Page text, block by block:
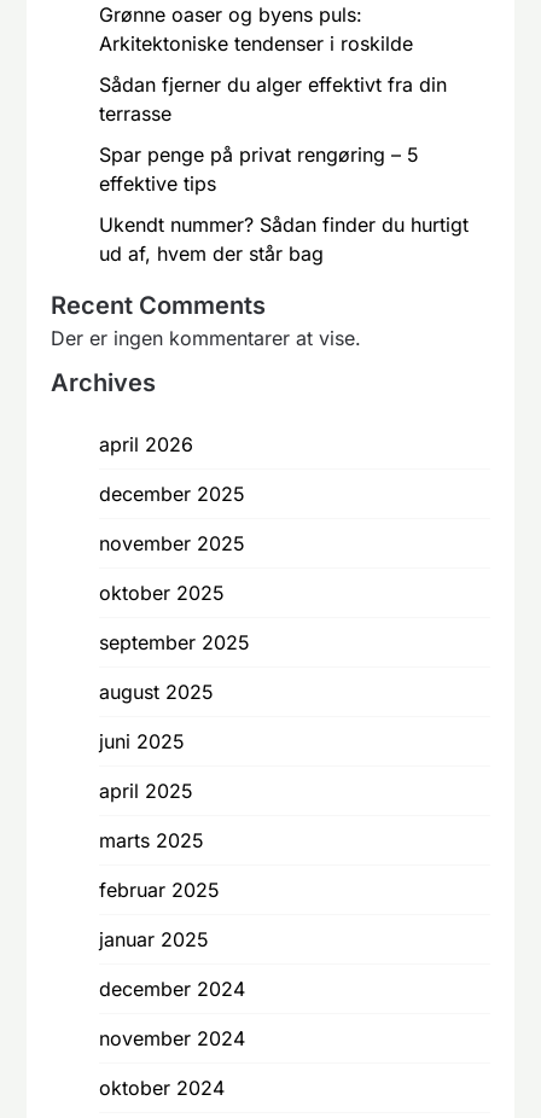
Grønne oaser og byens puls:
Arkitektoniske tendenser i roskilde
Sådan fjerner du alger effektivt fra din
terrasse
Spar penge på privat rengøring – 5
effektive tips
Ukendt nummer? Sådan finder du hurtigt
ud af, hvem der står bag
Recent Comments
Der er ingen kommentarer at vise.
Archives
april 2026
december 2025
november 2025
oktober 2025
september 2025
august 2025
juni 2025
april 2025
marts 2025
februar 2025
januar 2025
december 2024
november 2024
oktober 2024